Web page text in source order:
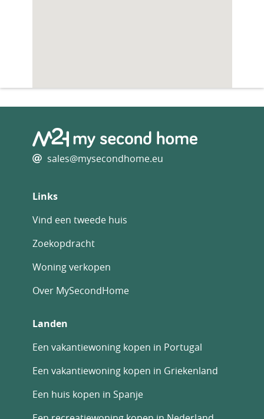
sales@mysecondhome.eu
Links
Vind een tweede huis
Zoekopdracht
Woning verkopen
Over MySecondHome
Landen
Een vakantiewoning kopen in Portugal
Een vakantiewoning kopen in Griekenland
Een huis kopen in Spanje